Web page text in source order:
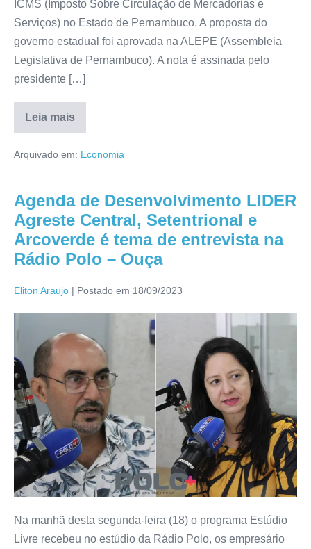
ICMS (Imposto Sobre Circulação de Mercadorias e
Serviços) no Estado de Pernambuco. A proposta do
governo estadual foi aprovada na ALEPE (Assembleia
Legislativa de Pernambuco). A nota é assinada pelo
presidente […]
Leia mais
Arquivado em: Economia
Agenda de Desenvolvimento LIDER
Agreste Central, Setentrional e
Arcoverde é tema de entrevista na
Rádio Polo – Ouça
Eliton Araujo | Postado em 18/09/2023
Na manhã desta segunda-feira (18) o programa Estúdio
Livre recebeu no estúdio da Rádio Polo, os empresário